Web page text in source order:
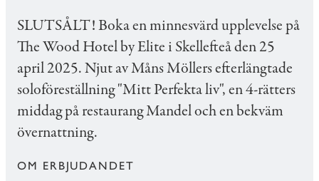
SLUTSÅLT! Boka en minnesvärd upplevelse på
The Wood Hotel by Elite i Skellefteå den 25
april 2025. Njut av Måns Möllers efterlängtade
soloföreställning "Mitt Perfekta liv", en 4-rätters
middag på restaurang Mandel och en bekväm
övernattning.
OM ERBJUDANDET